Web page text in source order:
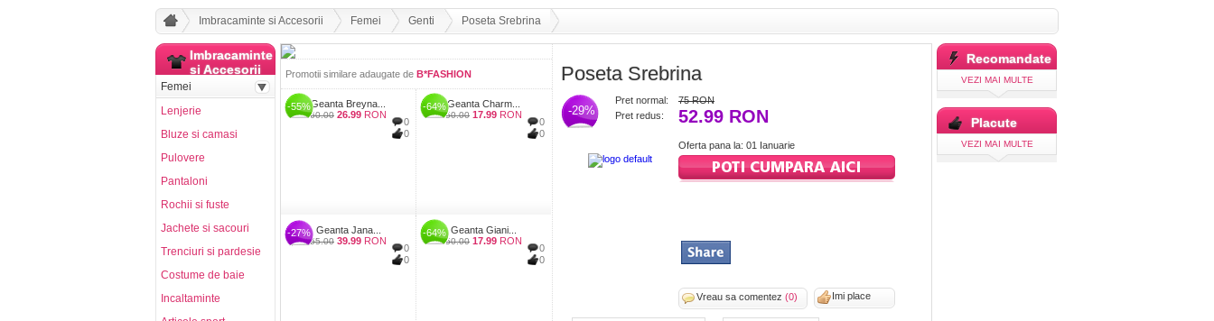
Imbracaminte si Accesorii Femei Genti Poseta Srebrina
Promotii similare adaugate de B*FASHION
-55%
0
0
Geanta Breyna...
60.00 26.99 RON
-64%
0
0
Geanta Charm...
50.00 17.99 RON
-27%
0
0
Geanta Jana...
55.00 39.99 RON
-64%
0
0
Geanta Giani...
50.00 17.99 RON
Poseta Srebrina
-29%
Pret normal:
75 RON
Pret redus:
52.99 RON
Oferta pana la: 01 Ianuarie
Vreau sa comentez (0) Imi place
Imbracaminte
si Accesorii
Femei
Lenjerie
Bluze si camasi
Pulovere
Pantaloni
Rochii si fuste
Jachete si sacouri
Trenciuri si pardesie
Costume de baie
Incaltaminte
Recomandate
VEZI MAI MULTE
Placute
VEZI MAI MULTE